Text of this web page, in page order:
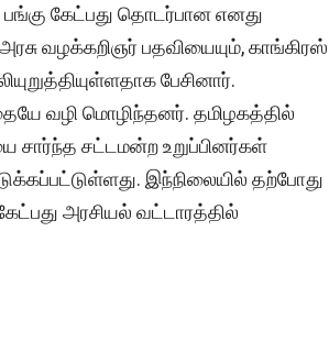
பங்கு கேட்பது தொடர்பான எனது
வழக்கறிஞர் பதவியையும், காங்கிரஸ்
பேசினார்.
வழி மொழிந்தனர். தமிழகத்தில்
சார்ந்த சட்டமன்ற உறுப்பினர்கள்
இந்நிலையில் தற்போது
அரசியல் வட்டாரத்தில்